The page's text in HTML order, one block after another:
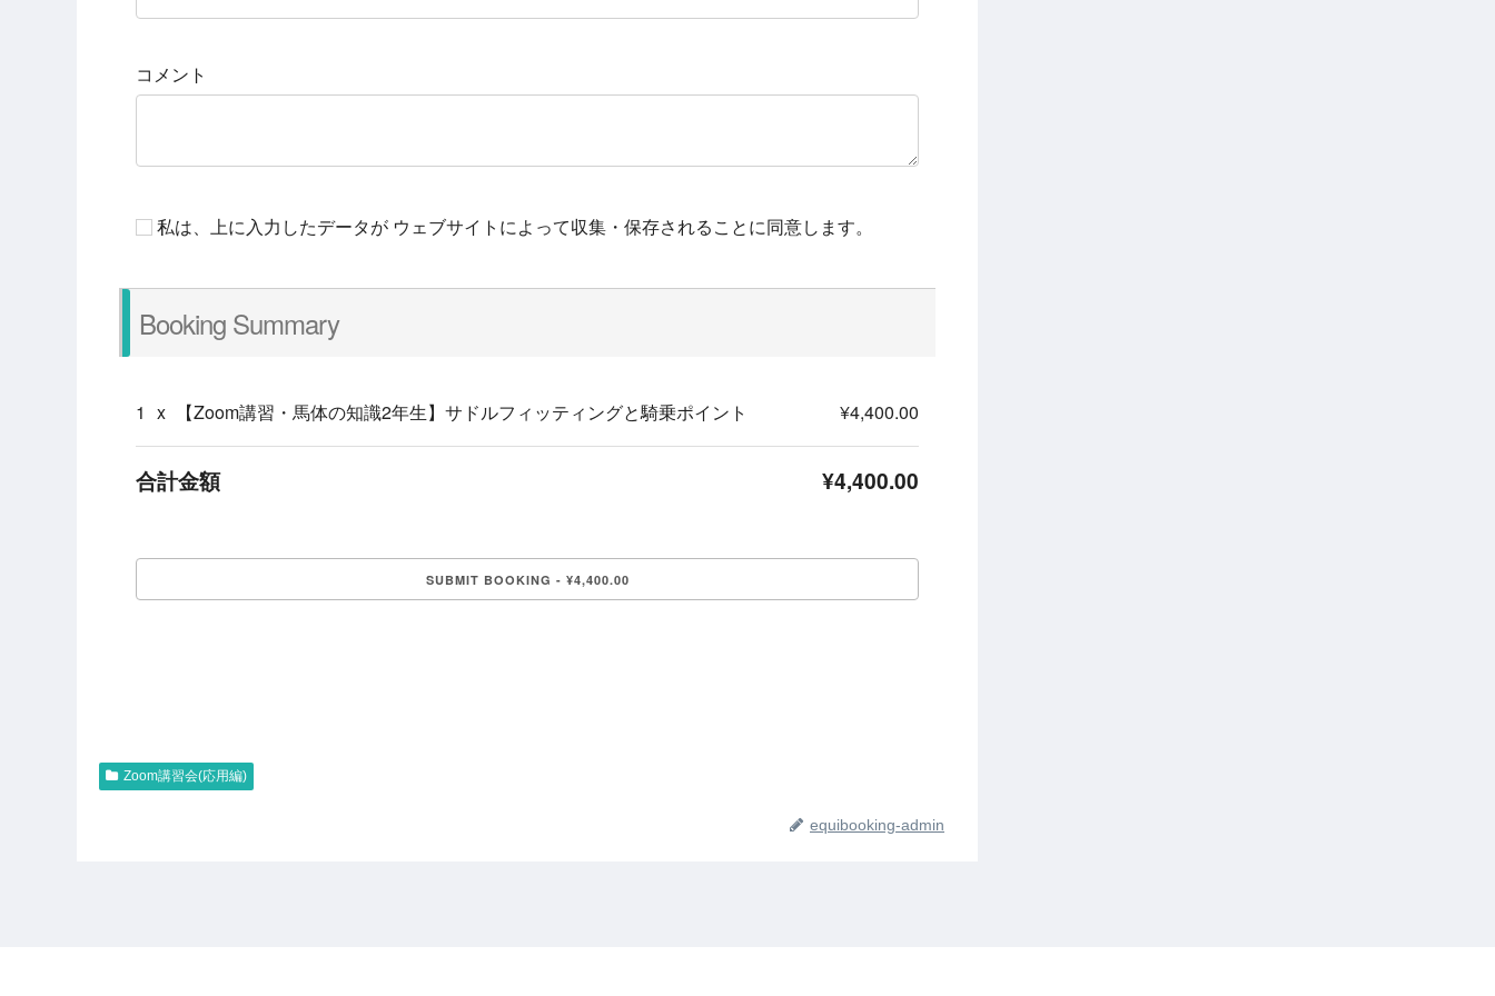
コメント
私は、上に入力したデータが ウェブサイトによって収集・保存されることに同意します。
Booking Summary
1 x 【Zoom講習・馬体の知識2年生】サドルフィッティングと騎乗ポイント ¥4,400.00
合計金額 ¥4,400.00
Zoom講習会(応用編)
equibooking-admin